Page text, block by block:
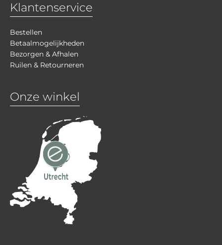
Klantenservice
Bestellen
Betaalmogelijkheden
Bezorgen & Afhalen
Ruilen & Retourneren
Onze winkel